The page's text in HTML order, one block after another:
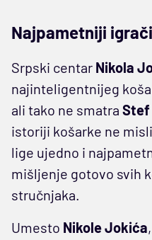
Najpametniji
Srpski centar Nikola
najinteligentnijeg
ali tako ne smatra Stef
istoriji košarke ne
lige ujedno i
mišljenje gotovo svih
stručnjaka.
Umesto Nikole Jokića,